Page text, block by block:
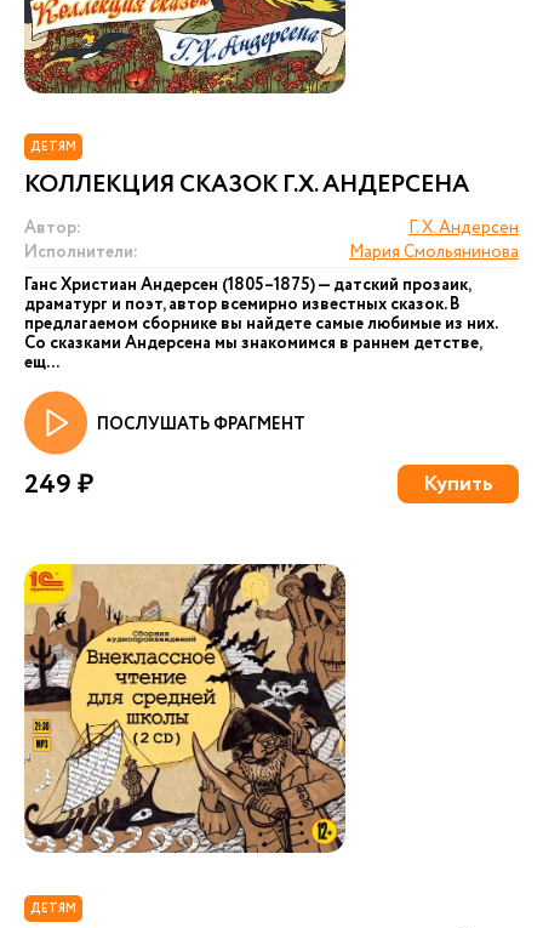
ДЕТЯМ
КОЛЛЕКЦИЯ СКАЗОК Г.Х. АНДЕРСЕНА
Автор:
Г. Х. Андерсен
Исполнители:
Мария Смольянинова
Ганс Христиан Андерсен (1805–1875) — датский прозаик,
драматург и поэт, автор всемирно известных сказок. В
предлагаемом сборнике вы найдете самые любимые из них.
Со сказками Андерсена мы знакомимся в раннем детстве,
ещ...
ПОСЛУШАТЬ ФРАГМЕНТ
249 ₽ Купить
ДЕТЯМ